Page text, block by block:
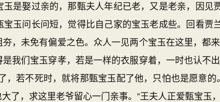
是娶过亲的，那甄夫人年纪已老，又是老亲，因见
玉问长问短，觉得比自己家的宝玉老成些。回看贾
，未免有偏爱之色。众人一见两个宝玉在这里，都
我们宝玉穿孝，若是一样的衣服穿着，一时也认不
，若不死时，就将那甄宝玉配了他，只怕也是愿意的
了，求这里老爷留心一门亲事。”王夫人正爱甄宝玉